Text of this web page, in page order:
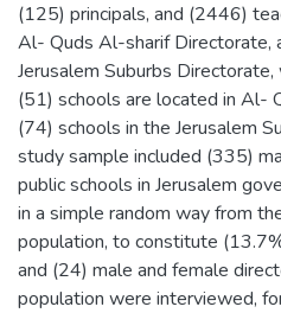
(125) principals, and (2446)
Al- Quds Al-sharif Directorate,
Jerusalem Suburbs
(51) schools are located in Al-
(74) schools in the Jerusalem
study sample included (335)
public schools in Jerusalem
in a simple random way from
population, to constitute
and (24) male and female
population were interviewed,